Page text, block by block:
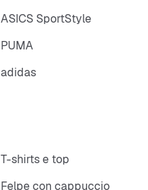
ASICS SportStyle
PUMA
adidas
T-shirts e top
Felpe con cappuccio